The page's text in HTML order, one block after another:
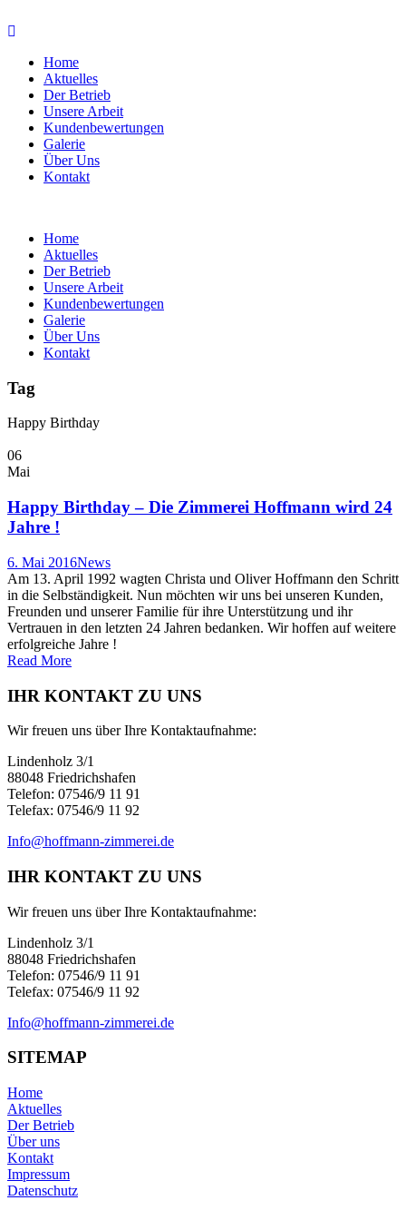
Home
Aktuelles
Der Betrieb
Unsere Arbeit
Kundenbewertungen
Galerie
Über Uns
Kontakt
Home
Aktuelles
Der Betrieb
Unsere Arbeit
Kundenbewertungen
Galerie
Über Uns
Kontakt
Tag
Happy Birthday
06
Mai
Happy Birthday – Die Zimmerei Hoffmann wird 24
Jahre !
6. Mai 2016News
Am 13. April 1992 wagten Christa und Oliver Hoffmann den Schritt
in die Selbständigkeit. Nun möchten wir uns bei unseren Kunden,
Freunden und unserer Familie für ihre Unterstützung und ihr
Vertrauen in den letzten 24 Jahren bedanken. Wir hoffen auf weitere
erfolgreiche Jahre !
Read More
IHR KONTAKT ZU UNS
Wir freuen uns über Ihre Kontaktaufnahme:
Lindenholz 3/1
88048 Friedrichshafen
Telefon: 07546/9 11 91
Telefax: 07546/9 11 92
Info@hoffmann-zimmerei.de
IHR KONTAKT ZU UNS
Wir freuen uns über Ihre Kontaktaufnahme:
Lindenholz 3/1
88048 Friedrichshafen
Telefon: 07546/9 11 91
Telefax: 07546/9 11 92
Info@hoffmann-zimmerei.de
SITEMAP
Home
Aktuelles
Der Betrieb
Über uns
Kontakt
Impressum
Datenschutz